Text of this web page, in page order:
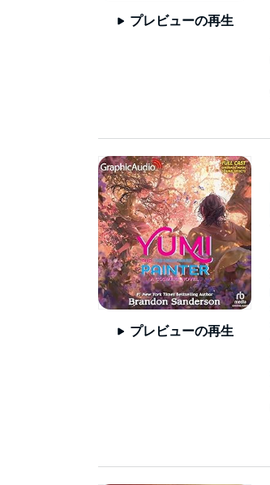
プレビューの再生
プレビューの再生